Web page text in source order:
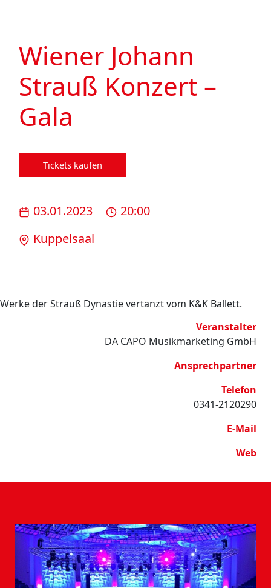
Wiener Johann
Strauß Konzert –
Gala
Tickets kaufen
03.01.2023
20:00
Kuppelsaal
Werke der Strauß Dynastie vertanzt vom K&K Ballett.
Veranstalter
DA CAPO Musikmarketing GmbH
Ansprechpartner
Telefon
0341-2120290
E-Mail
Web